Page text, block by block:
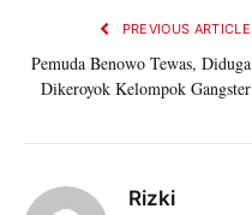
PREVIOUS ARTICLE
Pemuda Benowo Tewas, Diduga
Dikeroyok Kelompok Gangster
Rizki